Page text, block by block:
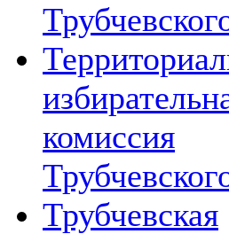
комиссия
Трубчевская